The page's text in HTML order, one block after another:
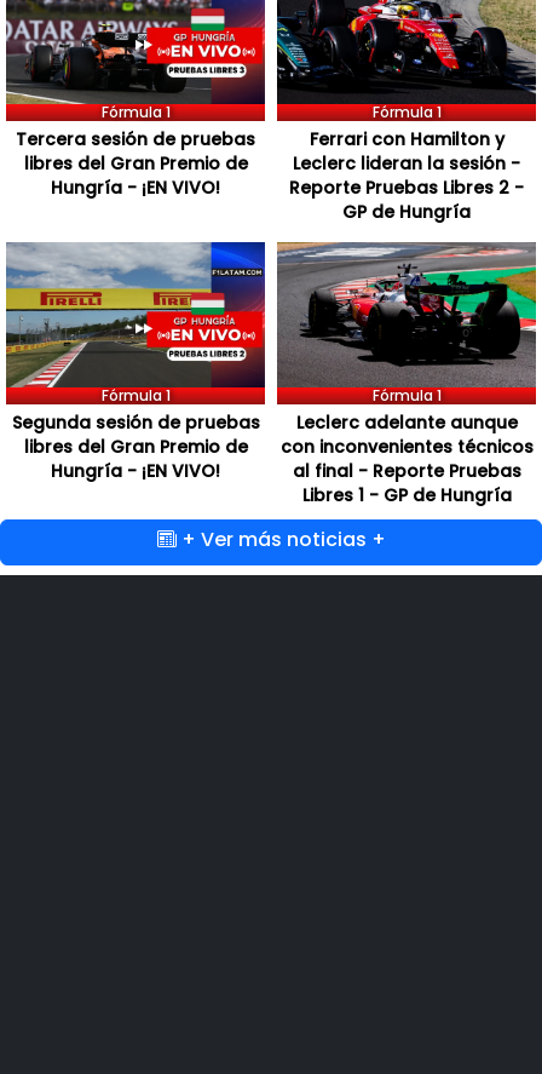
Fórmula 1
Tercera sesión de pruebas
libres del Gran Premio de
Hungría - ¡EN VIVO!
Fórmula 1
Ferrari con Hamilton y
Leclerc lideran la sesión -
Reporte Pruebas Libres 2 -
GP de Hungría
Fórmula 1
Segunda sesión de pruebas
libres del Gran Premio de
Hungría - ¡EN VIVO!
Fórmula 1
Leclerc adelante aunque
con inconvenientes técnicos
al final - Reporte Pruebas
Libres 1 - GP de Hungría
+ Ver más noticias +